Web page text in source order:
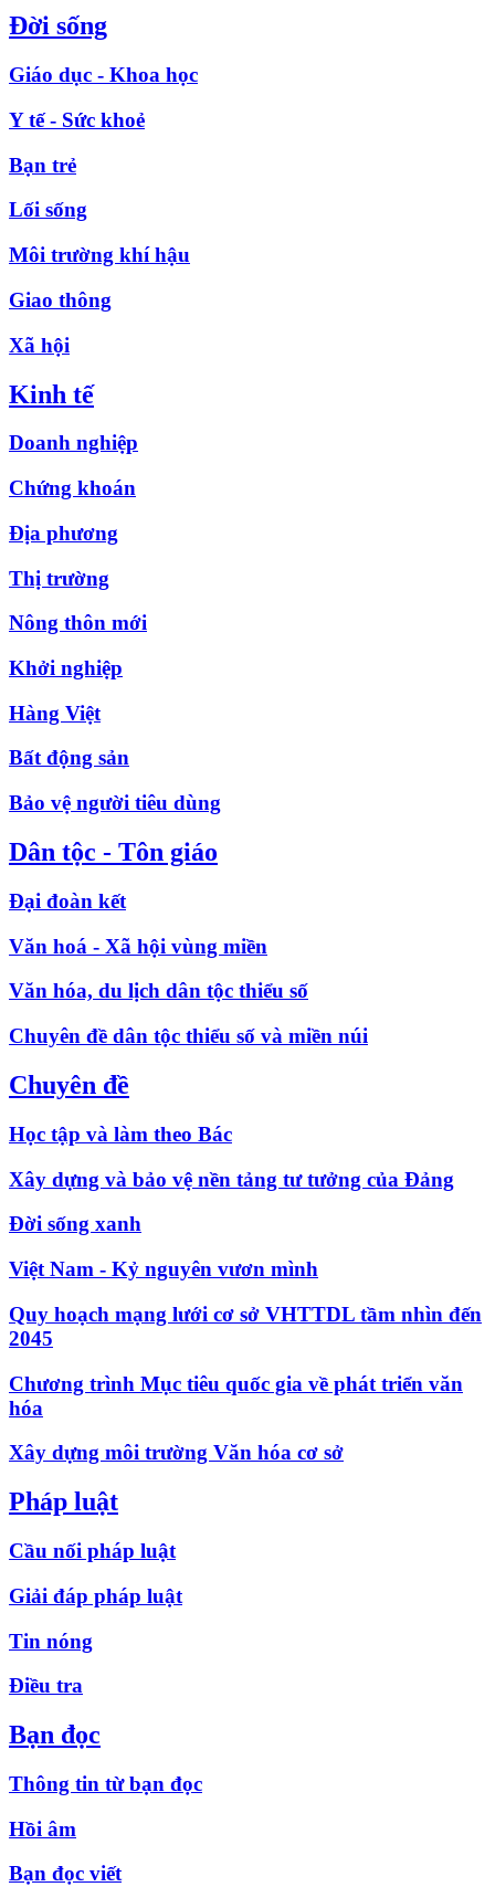
Đời sống
Giáo dục - Khoa học
Y tế - Sức khoẻ
Bạn trẻ
Lối sống
Môi trường khí hậu
Giao thông
Xã hội
Kinh tế
Doanh nghiệp
Chứng khoán
Địa phương
Thị trường
Nông thôn mới
Khởi nghiệp
Hàng Việt
Bất động sản
Bảo vệ người tiêu dùng
Dân tộc - Tôn giáo
Đại đoàn kết
Văn hoá - Xã hội vùng miền
Văn hóa, du lịch dân tộc thiểu số
Chuyên đề dân tộc thiểu số và miền núi
Chuyên đề
Học tập và làm theo Bác
Xây dựng và bảo vệ nền tảng tư tưởng của Đảng
Đời sống xanh
Việt Nam - Kỷ nguyên vươn mình
Quy hoạch mạng lưới cơ sở VHTTDL tầm nhìn đến
2045
Chương trình Mục tiêu quốc gia về phát triển văn
hóa
Xây dựng môi trường Văn hóa cơ sở
Pháp luật
Cầu nối pháp luật
Giải đáp pháp luật
Tin nóng
Điều tra
Bạn đọc
Thông tin từ bạn đọc
Hồi âm
Bạn đọc viết